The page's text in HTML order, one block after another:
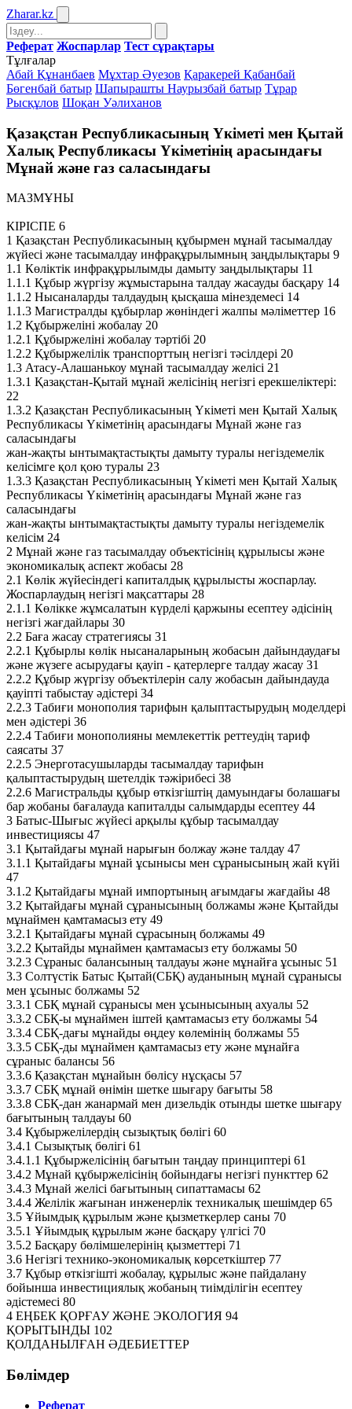
Zharar.kz
Реферат Жоспарлар Тест сұрақтары
Тұлғалар
Абай Құнанбаев Мұхтар Әуезов Қаракерей Қабанбай
Бөгенбай батыр Шапырашты Наурызбай батыр Тұрар
Рысқұлов Шоқан Уәлиханов
Қазақстан Республикасының Үкіметі мен Қытай
Халық Республикасы Үкіметінің арасындағы
Мұнай және газ саласындағы
МАЗМҰНЫ
КІРІСПЕ 6
1 Қазақстан Республикасының құбырмен мұнай тасымалдау
жүйесі және тасымалдау инфрақұрылымның заңдылықтары 9
1.1 Көліктік инфрақұрылымды дамыту заңдылықтары 11
1.1.1 Құбыр жүргізу жұмыстарына талдау жасауды басқару 14
1.1.2 Нысаналарды талдаудың қысқаша мінездемесі 14
1.1.3 Магистралды құбырлар жөніндегі жалпы мәліметтер 16
1.2 Құбыржеліні жобалау 20
1.2.1 Құбыржеліні жобалау тәртібі 20
1.2.2 Құбыржелілік транспорттың негізгі тәсілдері 20
1.3 Атасу-Алашанькоу мұнай тасымалдау желісі 21
1.3.1 Қазақстан-Қытай мұнай желісінің негізгі ерекшеліктері:
22
1.3.2 Қазақстан Республикасының Үкіметі мен Қытай Халық
Республикасы Үкіметінің арасындағы Мұнай және газ
саласындағы
жан-жақты ынтымақтастықты дамыту туралы негіздемелік
келісімге қол қою туралы 23
1.3.3 Қазақстан Республикасының Үкіметі мен Қытай Халық
Республикасы Үкіметінің арасындағы Мұнай және газ
саласындағы
жан-жақты ынтымақтастықты дамыту туралы негіздемелік
келісім 24
2 Мұнай және газ тасымалдау объектісінің құрылысы және
экономикалық аспект жобасы 28
2.1 Көлік жүйесіндегі капиталдық құрылысты жоспарлау.
Жоспарлаудың негізгі мақсаттары 28
2.1.1 Көлікке жұмсалатын күрделі қаржыны есептеу әдісінің
негізгі жағдайлары 30
2.2 Баға жасау стратегиясы 31
2.2.1 Құбырлы көлік нысаналарының жобасын дайындаудағы
және жүзеге асырудағы қауіп - қатерлерге талдау жасау 31
2.2.2 Құбыр жүргізу объектілерін салу жобасын дайындауда
қауіпті табыстау әдістері 34
2.2.3 Табиғи монополия тарифын қалыптастырудың моделдері
мен әдістері 36
2.2.4 Табиғи монополияны мемлекеттік реттеудің тариф
саясаты 37
2.2.5 Энерготасушыларды тасымалдау тарифын
қалыптастырудың шетелдік тәжірибесі 38
2.2.6 Магистральды құбыр өткізгіштің дамуындағы болашағы
бар жобаны бағалауда капиталды салымдарды есептеу 44
3 Батыс-Шығыс жүйесі арқылы құбыр тасымалдау
инвестициясы 47
3.1 Қытайдағы мұнай нарығын болжау және талдау 47
3.1.1 Қытайдағы мұнай ұсынысы мен сұранысының жай күйі
47
3.1.2 Қытайдағы мұнай импортының ағымдағы жағдайы 48
3.2 Қытайдағы мұнай сұранысының болжамы және Қытайды
мұнаймен қамтамасыз ету 49
3.2.1 Қытайдағы мұнай сұрасының болжамы 49
3.2.2 Қытайды мұнаймен қамтамасыз ету болжамы 50
3.2.3 Сұраныс балансының талдауы және мұнайға ұсыныс 51
3.3 Солтүстік Батыс Қытай(СБҚ) ауданының мұнай сұранысы
мен ұсыныс болжамы 52
3.3.1 СБҚ мұнай сұранысы мен ұсынысының ахуалы 52
3.3.2 СБҚ-ы мұнаймен іштей қамтамасыз ету болжамы 54
3.3.4 СБҚ-дағы мұнайды өңдеу көлемінің болжамы 55
3.3.5 СБҚ-ды мұнаймен қамтамасыз ету және мұнайға
сұраныс балансы 56
3.3.6 Қазақстан мұнайын бөлісу нұсқасы 57
3.3.7 СБҚ мұнай өнімін шетке шығару бағыты 58
3.3.8 СБҚ-дан жанармай мен дизельдік отынды шетке шығару
бағытының талдауы 60
3.4 Құбыржелілердің сызықтық бөлігі 60
3.4.1 Сызықтық бөлігі 61
3.4.1.1 Құбыржелісінің бағытын таңдау принциптері 61
3.4.2 Мұнай құбыржелісінің бойындағы негізгі пункттер 62
3.4.3 Мұнай желісі бағытының сипаттамасы 62
3.4.4 Желілік жағынан инженерлік техникалық шешімдер 65
3.5 Ұйымдық құрылым және қызметкерлер саны 70
3.5.1 Ұйымдық құрылым және басқару үлгісі 70
3.5.2 Басқару бөлімшелерінің қызметтері 71
3.6 Негізгі технико-экономикалық көрсеткіштер 77
3.7 Құбыр өткізгішті жобалау, құрылыс және пайдалану
бойынша инвестициялық жобаның тиімділігін есептеу
әдістемесі 80
4 ЕҢБЕК ҚОРҒАУ ЖӘНЕ ЭКОЛОГИЯ 94
ҚОРЫТЫНДЫ 102
ҚОЛДАНЫЛҒАН ӘДЕБИЕТТЕР
Бөлімдер
Реферат